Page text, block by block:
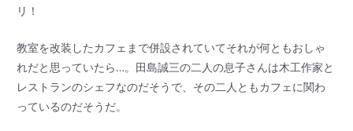
リ！
教室を改装したカフェまで併設されていてそれが何ともおしゃ
れだと思っていたら…。田島誠三の二人の息子さんは木工作家と
レストランのシェフなのだそうで、その二人ともカフェに関わ
っているのだそうだ。